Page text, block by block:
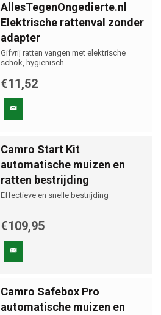
AllesTegenOngedierte.nl
Elektrische rattenval zonder
adapter
Gifvrij ratten vangen met elektrische
schok, hygiënisch.
€11,52
Camro Start Kit
automatische muizen en
ratten bestrijding
Effectieve en snelle bestrijding
€109,95
Camro Safebox Pro
automatische muizen en